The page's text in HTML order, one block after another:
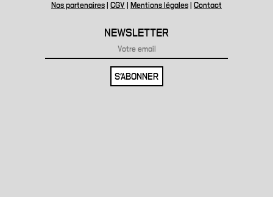
Nos partenaires CGV Mentions légales Contact
NEWSLETTER
S'ABONNER